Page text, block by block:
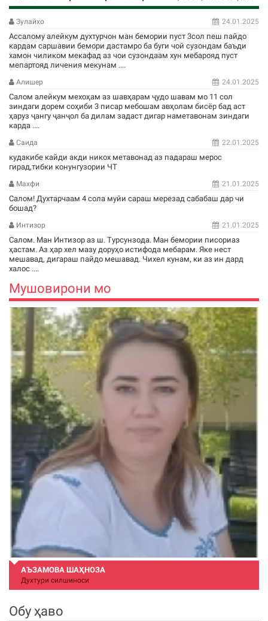
Зулайхо 24.01.2025
Ассалому алейкум духтурчон ман бемории пуст 3сол пеш пайдо
кардам саршавии бемори дастамро ба буги чой сузондам баъди
хамон чиликом мекафад аз чои сузондаам хун мебарояд пуст
мепартояд личения мекунам ....
Алишер 24.01.2025
Салом алейкум мехоҳам аз шавҳарам ҷудо шавам мо 11 сол
зиндаги дорем соҳиби 3 писар мебошам авҳолам бисёр бад аст
ҳаруз ҷангу ҷанҷол ба дилам задаст дигар наметавонам зиндаги
карда ....
Саида 22.01.2025
кудакибе кайди акди никох метавонад аз падараш мерос
гирад,тибки конунгузории ЧТ
Махфи 21.01.2025
Салом! Духтарчаам 4 сола муйи сараш мерезад сабабаш дар чи
бошад?
Интизор 21.01.2025
Салом. Ман Интизор аз ш. Турсунзода. Ман бемории писориаз
ҳастам. Аз ҳар хел мазу доруҳо истифода мебарам. Яке нест
мешавад, дигараш пайдо мешавад. Чихел кунам, ки аз ин дард
халос ....
Мушовирони мо
АЪЗАМОВА ШАҲНОЗА
Духтури силшиноси
Обу ҳаво